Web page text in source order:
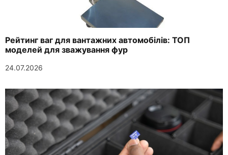
Рейтинг ваг для вантажних автомобілів: ТОП
моделей для зважування фур
24.07.2026